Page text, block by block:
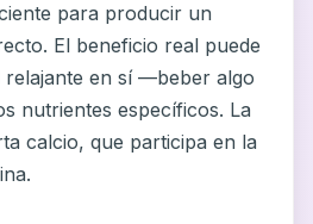
para producir un
El beneficio real puede
relajante en sí —beber algo
nutrientes específicos. La
calcio, que participa en la